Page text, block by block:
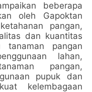
beberapa
oleh Gapoktan
pangan,
dan kuantitas
pangan
lahan,
pangan,
pupuk dan
kelembagaan